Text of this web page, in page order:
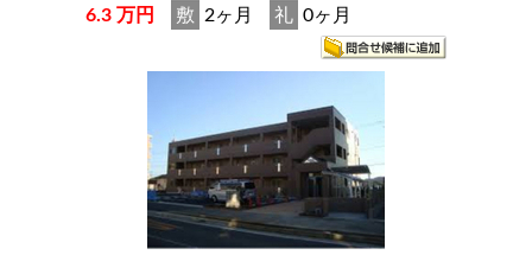
6.3 万円 敷 2ヶ月 礼 0ヶ月